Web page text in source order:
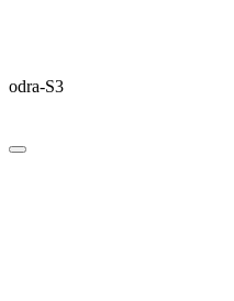
odra-S3